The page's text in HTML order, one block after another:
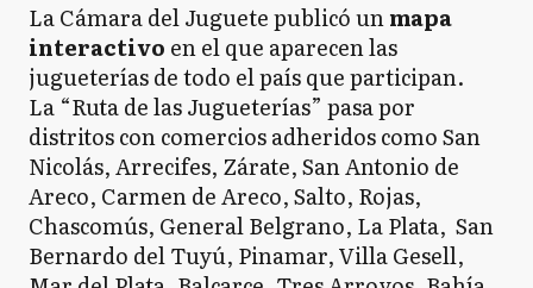
La Cámara del Juguete publicó unmapa
interactivo en el que aparecen las
jugueterías de todo el país que participan.
La “Ruta de las Jugueterías” pasa por
distritos con comercios adheridos como San
Nicolás, Arrecifes, Zárate, San Antonio de
Areco, Carmen de Areco, Salto, Rojas,
Chascomús, General Belgrano, La Plata, San
Bernardo del Tuyú, Pinamar, Villa Gesell,